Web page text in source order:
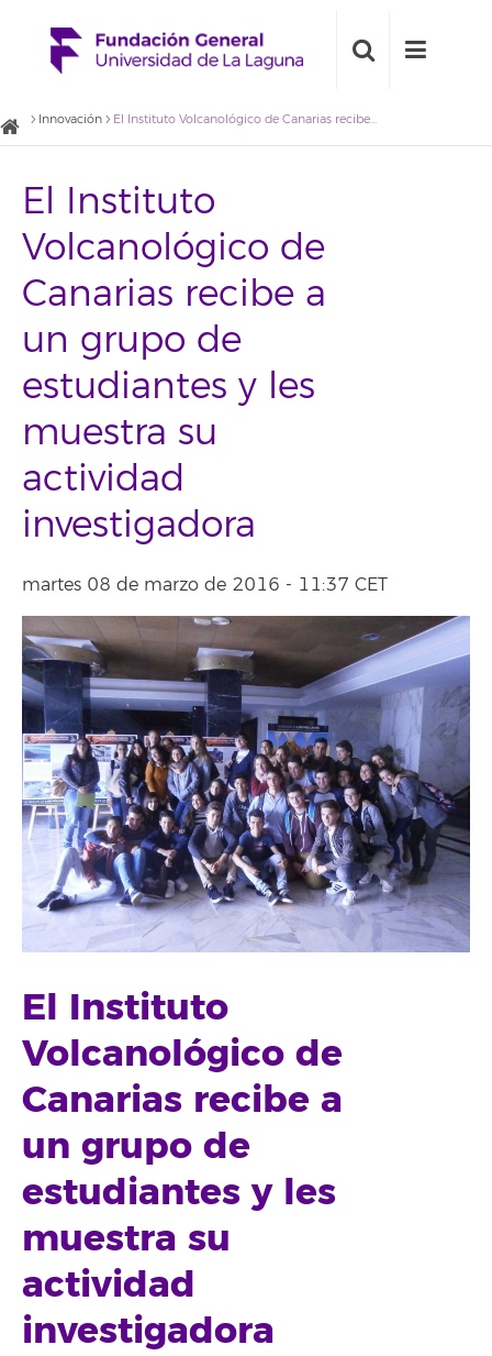
Innovación El Instituto Volcanológico de Canarias recibe a un grupo de estudiantes y les muestra su actividad investigadora
El Instituto
Volcanológico de
Canarias recibe a
un grupo de
estudiantes y les
muestra su
actividad
investigadora
martes 08 de marzo de 2016 - 11:37 CET
El Instituto
Volcanológico de
Canarias recibe a
un grupo de
estudiantes y les
muestra su
actividad
investigadora